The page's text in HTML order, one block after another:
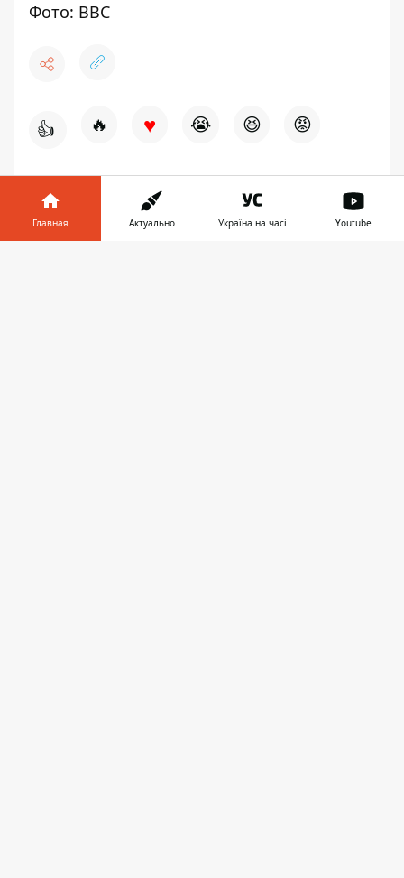
Фото: ВВС
👍 🔥 ♥ 😭 😆 😡
МИР ИНДИЯ ПОГОДА В УКРАИНЕ
Главная Актуально Україна на часі Youtube